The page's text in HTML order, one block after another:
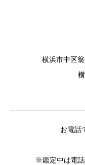
横浜市中区
お電話
※鑑定中は電話